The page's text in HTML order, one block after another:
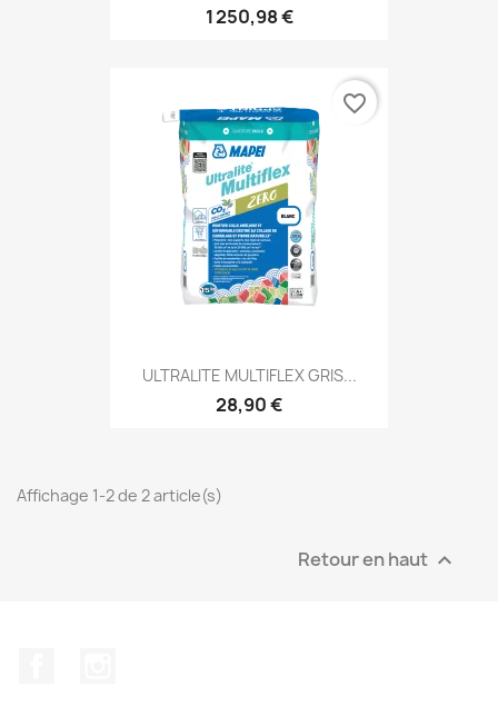
1 250,98 €
ULTRALITE MULTIFLEX GRIS...
28,90 €
favorite_border
Affichage 1-2 de 2 article(s)
Retour en haut 